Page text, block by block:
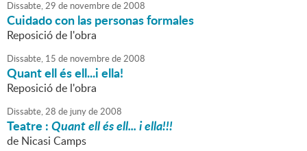
Dissabte,29 de novembrede2008
Cuidado con las personas formales
Reposició de l'obra
Dissabte, 15 de novembrede2008
Quant ell és ell...i ella!
Reposició de l'obra
Dissabte,28 de junyde2008
Teatre :Quant ell és ell... i ella!!!
de Nicasi Camps